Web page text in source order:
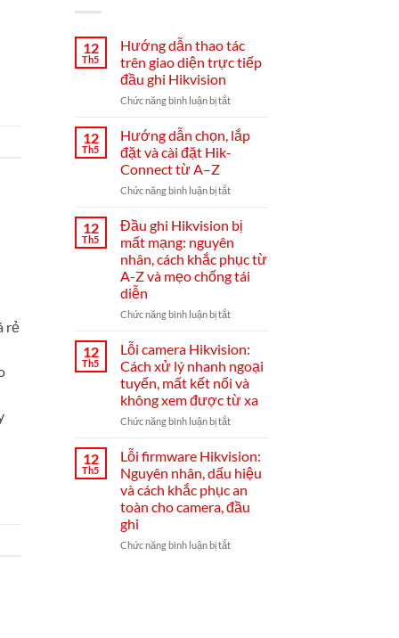
rẻ
12
Th5
Hướng dẫn thao tác
trên giao diện trực tiếp
đầu ghi Hikvision
Chức năng bình luận bị tắtở
dẫn
thao
giao
trực
tiếp
đầu
ghi
Hikvision
12
Th5
Hướng dẫn chọn, lắp
đặt và cài đặt Hik-
Connect từ A–Z
Chức năng bình luận bị tắtở
dẫn
chọn,
lắp
đặt
và
đặt
từ
A–
Z
12
Th5
Đầu ghi Hikvision bị
mất mạng: nguyên
nhân, cách khắc phục từ
A-Z và mẹo chống tái
diễn
Chức năng bình luận bị tắtở
ghi
bị
mất
mạng:
nguyên
cách
khắc
phục
từ
A-
12
Th5
Lỗi camera Hikvision:
Cách xử lý nhanh ngoại
tuyến, mất kết nối và
không xem được từ xa
Chức năng bình luận bị tắtở
camera
Hikvision:
Cách
xử
lý
ngoại
12
Th5
Lỗi firmware Hikvision:
Nguyên nhân, dấu hiệu
và cách khắc phục an
toàn cho camera, đầu
ghi
Chức năng bình luận bị tắtở